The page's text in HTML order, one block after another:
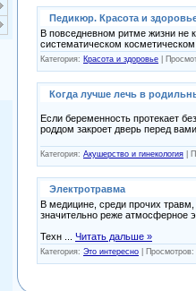
Педикюр. Красота и
В повседневном ритме жизни не
систематическом
Категория: Красота и здоровье |
Когда лучше лечь в
Если беременность протекает
роддом закроет дверь перед
Категория: Акушерство и гинекология |
Электротравма
В медицине, среди прочих
значительно реже атмосферное
Техн
Читать дальше »
Категория: Это интересно |